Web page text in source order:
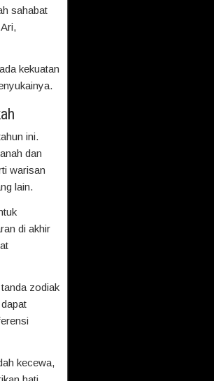
sahabat
kekuatan
ini.
dan
warisan
lain.
di akhir
zodiak
kecewa,